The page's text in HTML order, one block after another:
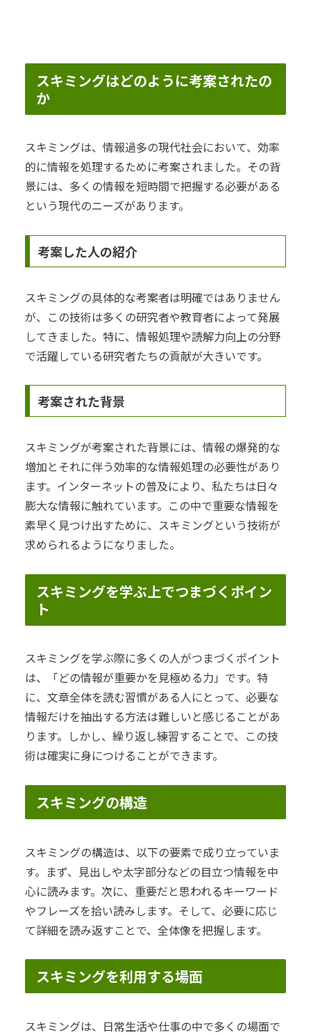
スキミングはどのように考案されたの
か
スキミングは、情報過多の現代社会において、効率
的に情報を処理するために考案されました。その背
景には、多くの情報を短時間で把握する必要がある
という現代のニーズがあります。
考案した人の紹介
スキミングの具体的な考案者は明確ではありません
が、この技術は多くの研究者や教育者によって発展
してきました。特に、情報処理や読解力向上の分野
で活躍している研究者たちの貢献が大きいです。
考案された背景
スキミングが考案された背景には、情報の爆発的な
増加とそれに伴う効率的な情報処理の必要性があり
ます。インターネットの普及により、私たちは日々
膨大な情報に触れています。この中で重要な情報を
素早く見つけ出すために、スキミングという技術が
求められるようになりました。
スキミングを学ぶ上でつまづくポイン
ト
スキミングを学ぶ際に多くの人がつまづくポイント
は、「どの情報が重要かを見極める力」です。特
に、文章全体を読む習慣がある人にとって、必要な
情報だけを抽出する方法は難しいと感じることがあ
ります。しかし、繰り返し練習することで、この技
術は確実に身につけることができます。
スキミングの構造
スキミングの構造は、以下の要素で成り立っていま
す。まず、見出しや太字部分などの目立つ情報を中
心に読みます。次に、重要だと思われるキーワード
やフレーズを拾い読みします。そして、必要に応じ
て詳細を読み返すことで、全体像を把握します。
スキミングを利用する場面
スキミングは、日常生活や仕事の中で多くの場面で